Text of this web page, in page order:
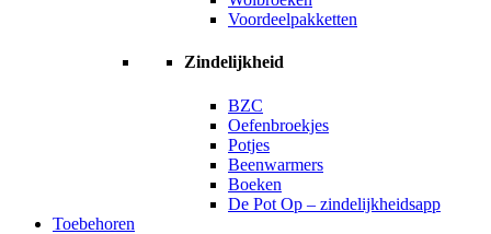
Voordeelpakketten
Zindelijkheid
BZC
Oefenbroekjes
Potjes
Beenwarmers
Boeken
De Pot Op – zindelijkheidsapp
Toebehoren